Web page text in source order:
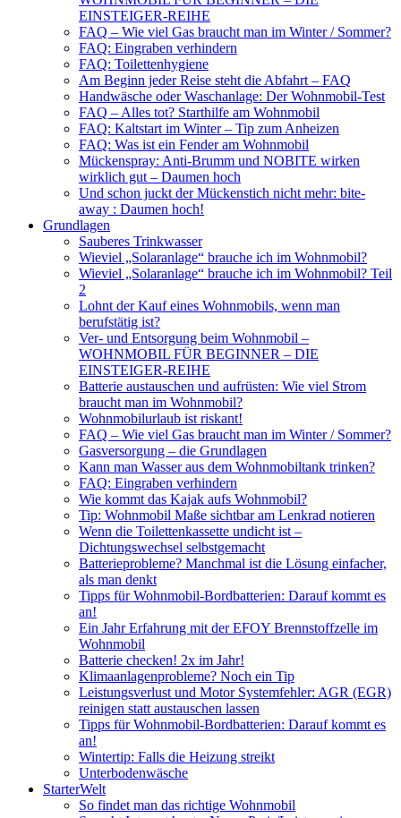
EINSTEIGER-REIHE
FAQ – Wie viel Gas braucht man im Winter / Sommer?
FAQ: Eingraben verhindern
FAQ: Toilettenhygiene
Am Beginn jeder Reise steht die Abfahrt – FAQ
Handwäsche oder Waschanlage: Der Wohnmobil-Test
FAQ – Alles tot? Starthilfe am Wohnmobil
FAQ: Kaltstart im Winter – Tip zum Anheizen
FAQ: Was ist ein Fender am Wohnmobil
Mückenspray: Anti-Brumm und NOBITE wirken
wirklich gut – Daumen hoch
Und schon juckt der Mückenstich nicht mehr: bite-
away : Daumen hoch!
Grundlagen
Sauberes Trinkwasser
Wieviel „Solaranlage“ brauche ich im Wohnmobil?
Wieviel „Solaranlage“ brauche ich im Wohnmobil? Teil
2
Lohnt der Kauf eines Wohnmobils, wenn man
berufstätig ist?
Ver- und Entsorgung beim Wohnmobil –
WOHNMOBIL FÜR BEGINNER – DIE
EINSTEIGER-REIHE
Batterie austauschen und aufrüsten: Wie viel Strom
braucht man im Wohnmobil?
Wohnmobilurlaub ist riskant!
FAQ – Wie viel Gas braucht man im Winter / Sommer?
Gasversorgung – die Grundlagen
Kann man Wasser aus dem Wohnmobiltank trinken?
FAQ: Eingraben verhindern
Wie kommt das Kajak aufs Wohnmobil?
Tip: Wohnmobil Maße sichtbar am Lenkrad notieren
Wenn die Toilettenkassette undicht ist –
Dichtungswechsel selbstgemacht
Batterieprobleme? Manchmal ist die Lösung einfacher,
als man denkt
Tipps für Wohnmobil-Bordbatterien: Darauf kommt es
an!
Ein Jahr Erfahrung mit der EFOY Brennstoffzelle im
Wohnmobil
Batterie checken! 2x im Jahr!
Klimaanlagenprobleme? Noch ein Tip
Leistungsverlust und Motor Systemfehler: AGR (EGR)
reinigen statt austauschen lassen
Tipps für Wohnmobil-Bordbatterien: Darauf kommt es
an!
Wintertip: Falls die Heizung streikt
Unterbodenwäsche
StarterWelt
So findet man das richtige Wohnmobil